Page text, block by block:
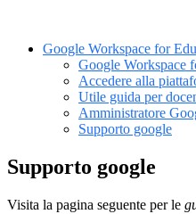
Google Workspace for
Google Workspace
Accedere alla
Utile guida per
Amministratore
Supporto google
Supporto google
Visita la pagina seguente per le